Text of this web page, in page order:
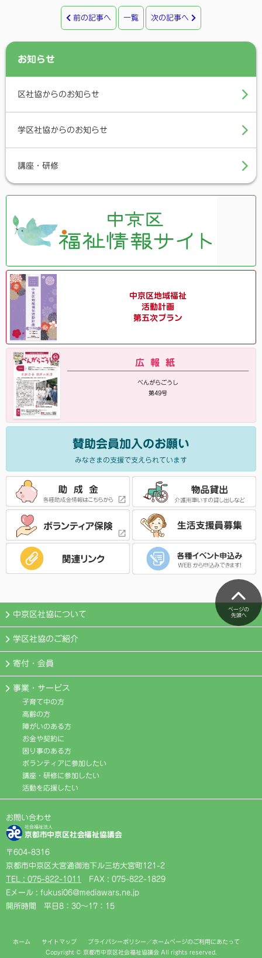
b
o
t
e
r
前の記事へ 一覧 次の記事へ
お知らせ
区社協からのお知らせ
学区社協からのお知らせ
講座・研修
中京区地域福祉
活動計画
第五次プラン
広報紙
べんがらごうし
第49号
賛助会員加入のお願い
みなさまの支援で支えられています
ページの
先頭へ
中京区社協について
学区社協のご紹介
寄付・会員
事業・サービス
子育て中の方
高齢の方
障がいのある方
お金や契約に
困り事のある方
ボランティアに参加したい
講座・研修に参加したい
活動を応援したい
お問い合わせ
社会福祉法人
京都市中京区社会福祉協議会
〒604-8316
京都市中京区大宮通御池下ル三坊大宮町121-2
TEL : 075-822-1011
FAX : 075-822-1829
Eメール : fukusi06@mediawars.ne.jp
開所時間 平日8：30〜17：15
ホーム サイトマップ
プライバシーポリシー／ホームページのご利用にあたって
Copyright © 京都市中京区社会福祉協議会 All rights reserved.